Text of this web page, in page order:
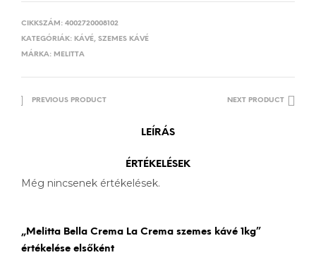
CIKKSZÁM: 4002720008102
KATEGÓRIÁK: KÁVÉ, SZEMES KÁVÉ
MÁRKA: MELITTA
PREVIOUS PRODUCT NEXT PRODUCT
LEÍRÁS
ÉRTÉKELÉSEK
Még nincsenek értékelések.
„Melitta Bella Crema La Crema szemes kávé 1kg”
értékelése elsőként